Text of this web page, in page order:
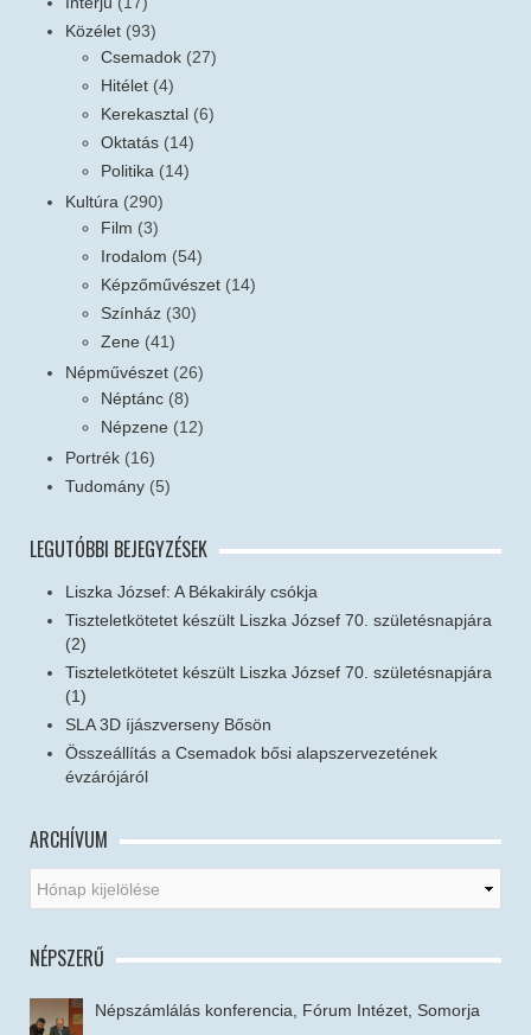
Közélet (93)
Csemadok (27)
Hitélet (4)
Kerekasztal (6)
Oktatás (14)
Politika (14)
Kultúra (290)
Film (3)
Irodalom (54)
Képzőművészet (14)
Színház (30)
Zene (41)
Népművészet (26)
Néptánc (8)
Népzene (12)
Portrék (16)
Tudomány (5)
LEGUTÓBBI BEJEGYZÉSEK
Liszka József: A Békakirály csókja
Tiszteletkötetet készült Liszka József 70. születésnapjára
(2)
Tiszteletkötetet készült Liszka József 70. születésnapjára
(1)
SLA 3D íjászverseny Bősön
Összeállítás a Csemadok bősi alapszervezetének
évzárójáról
ARCHÍVUM
NÉPSZERŰ
Népszámlálás konferencia, Fórum Intézet, Somorja